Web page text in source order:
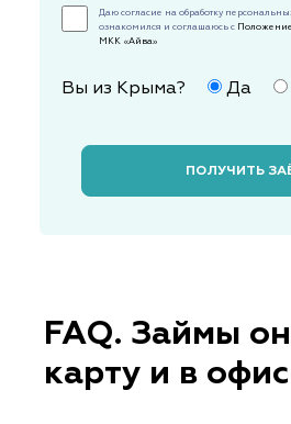
Даю согласие на обработку
ознакомился и соглашаюсь с
МКК «Айва»
Вы из Крыма? Да
ПОЛУЧИТЬ
FAQ. Займы
карту и в